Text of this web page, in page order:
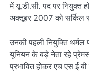
में यू.डी.सी. पद पर नियुक्त
अक्तूबर 2007 को सर्किल
उनकी पहली नियुक्ति थर्मल
यूनियन के बड़े नेता रहे
प्रभावित होकर एच एस ई